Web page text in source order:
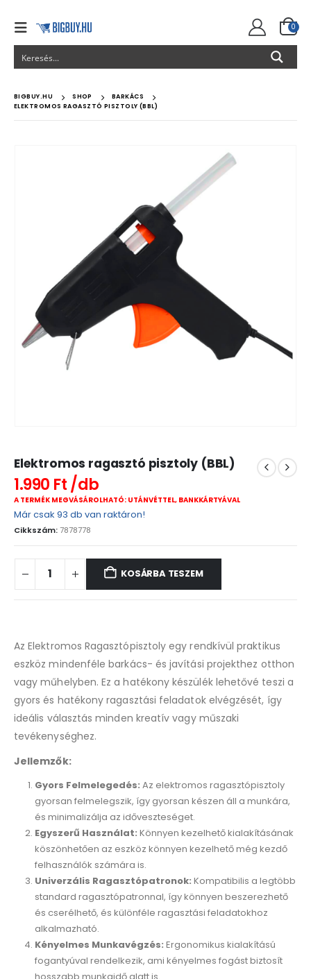
0
BIGBUY.HU SHOP
BARKÁCS
ELEKTROMOS RAGASZTÓ PISZTOLY (BBL)
Elektromos ragasztó pisztoly (BBL)
1.990 Ft
A TERMÉK MEGVÁSÁROLHATÓ: UTÁNVÉTTEL, BANKKÁRTYÁVAL
Már csak 93 db van raktáron!
Cikkszám:7878778
KOSÁRBA TESZEM
Az Elektromos Ragasztópisztoly egy rendkívül praktikus
eszköz mindenféle barkács- és javítási projekthez otthon
vagy műhelyben. Ez a hatékony készülék lehetővé teszi a
gyors és hatékony ragasztási feladatok elvégzését, így
ideális választás minden kreatív vagy műszaki
tevékenységhez.
Jellemzők:
Gyors Felmelegedés: Az elektromos ragasztópisztoly
gyorsan felmelegszik, így gyorsan készen áll a munkára,
és minimalizálja az időveszteséget.
Egyszerű Használat: Könnyen kezelhető kialakításának
köszönhetően az eszköz könnyen kezelhető még kezdő
felhasználók számára is.
Univerzális Ragasztópatronok: Kompatibilis a legtöbb
standard ragasztópatronnal, így könnyen beszerezhető
és cserélhető, és különféle ragasztási feladatokhoz
alkalmazható.
Kényelmes Munkavégzés: Ergonomikus kialakítású
fogantyúval rendelkezik, ami kényelmes fogást biztosít